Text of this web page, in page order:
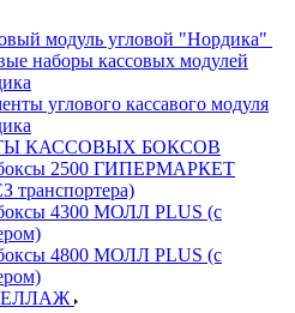
модуль угловой "Нордика"
наборы кассовых модулей
углового кассавого модуля
КАССОВЫХ БОКСОВ
2500 ГИПЕРМАРКЕТ
транспортера)
4300 МОЛЛ PLUS (с
4800 МОЛЛ PLUS (с